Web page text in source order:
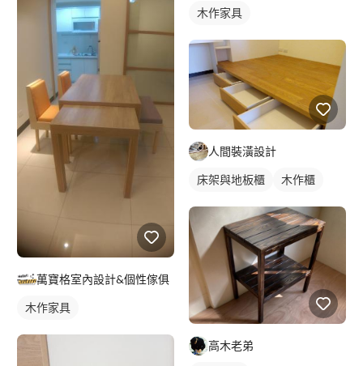
萬寶格室內設計&個性傢俱
木作家具
木作家具
人間裝潢設計
床架與地板櫃 木作櫃
高木老弟